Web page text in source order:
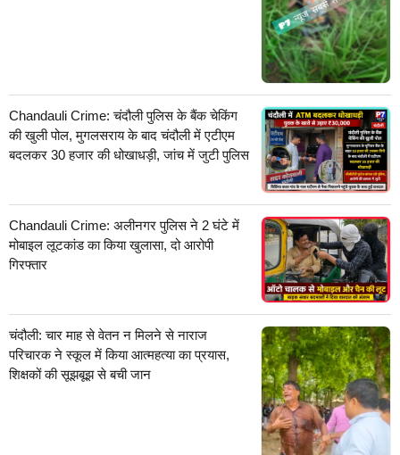
Chandauli Crime: चंदौली पुलिस के बैंक चेकिंग
की खुली पोल, मुगलसराय के बाद चंदौली में एटीएम
बदलकर 30 हजार की धोखाधड़ी, जांच में जुटी पुलिस
Chandauli Crime: अलीनगर पुलिस ने 2 घंटे में
मोबाइल लूटकांड का किया खुलासा, दो आरोपी
गिरफ्तार
चंदौली: चार माह से वेतन न मिलने से नाराज
परिचारक ने स्कूल में किया आत्महत्या का प्रयास,
शिक्षकों की सूझबूझ से बची जान